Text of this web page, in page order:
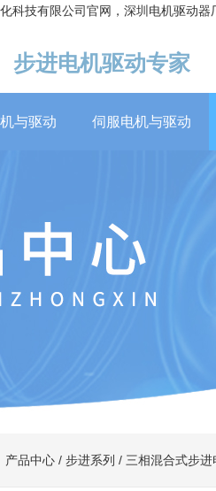
科技有限公司官网，深圳电机驱动
步进电机驱动专家
与驱动 伺服电机与驱动
产品中心 / 步进系列 / 三相混合式步进